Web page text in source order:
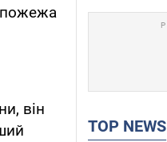
пожежа
він
TOP NEWS